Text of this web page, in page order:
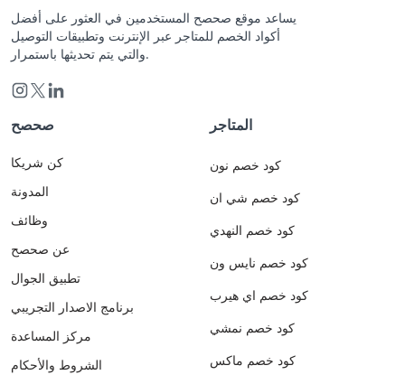
يساعد موقع صحصح المستخدمين في العثور على أفضل
أكواد الخصم للمتاجر عبر الإنترنت وتطبيقات التوصيل
والتي يتم تحديثها باستمرار.
صحصح
كن شريكا
المدونة
وظائف
عن صحصح
تطبيق الجوال
برنامج الاصدار التجريبي
مركز المساعدة
الشروط والأحكام
المتاجر
كود خصم نون
كود خصم شي ان
كود خصم النهدي
كود خصم نايس ون
كود خصم اي هيرب
كود خصم نمشي
كود خصم ماكس